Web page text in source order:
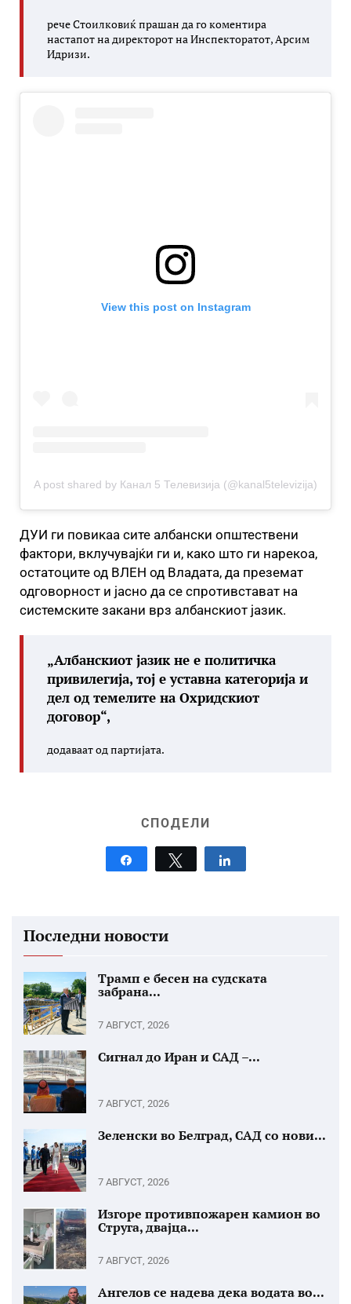
рече Стоилковиќ прашан да го коментира
настапот на директорот на Инспекторатот, Арсим
Идризи.
View this post on Instagram
A post shared by Канал 5 Телевизија (@kanal5televizija)
ДУИ ги повикаа сите албански општествени
фактори, вклучувајќи ги и, како што ги нарекоа,
остатоците од ВЛЕН од Владата, да преземат
одговорност и јасно да се спротивстават на
системските закани врз албанскиот јазик.
„Албанскиот јазик не е политичка
привилегија, тој е уставна категорија и
дел од темелите на Охридскиот
договор“,
додаваат од партијата.
СПОДЕЛИ
Share Tweet
Последни новости
Трамп е бесен на судската
забрана...
7 АВГУСТ, 2026
Сигнал до Иран и САД –...
7 АВГУСТ, 2026
Зеленски во Белград, САД со нови...
7 АВГУСТ, 2026
Изгоре противпожарен камион во
Струга, двајца...
7 АВГУСТ, 2026
Ангелов се надева дека водата во...